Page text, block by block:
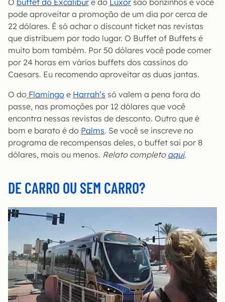
pode aproveitar a promoção de um dia por cerca de
22 dólares. É só achar o discount ticket nas revistas
que distribuem por todo lugar. O Buffet of Buffets é
muito bom também. Por 50 dólares você pode comer
por 24 horas em vários buffets dos cassinos do
Caesars. Eu recomendo aproveitar as duas jantas.
O do Flamingo e Harrah’s só valem a pena fora do
passe, nas promoções por 12 dólares que você
encontra nessas revistas de desconto. Outro que é
bom e barato é do Palms. Se você se inscreve no
programa de recompensas deles, o buffet sai por 8
dólares, mais ou menos. Relato completo aqui.
DE CARRO OU SEM CARRO?